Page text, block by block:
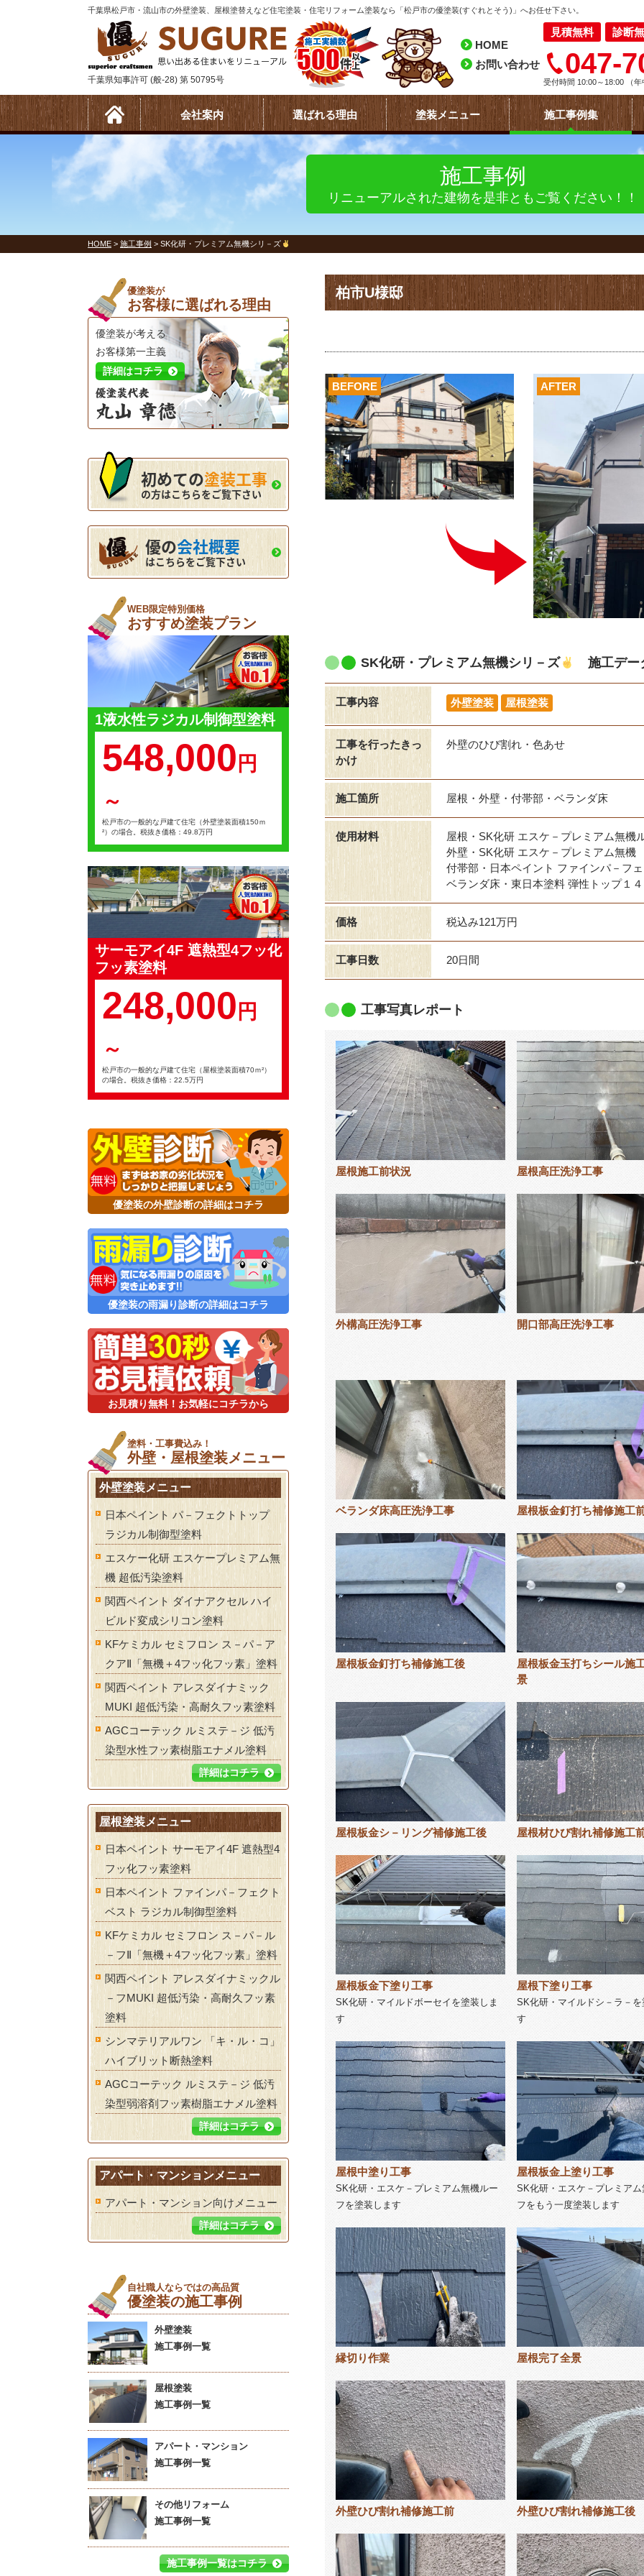
千葉県松戸市・流山市の外壁塗装、屋根塗替えなど住宅塗装・住宅リフォーム塗装なら「松戸市の優塗装(すぐれとそう)」へお任せ下さい。
千葉県知事許可 (般-28) 第 50795号
HOME
お問い合わせ
見積無料 診断
047-
受付時間 10:00～18:00 （
会社案内 選ばれる理由 塗装メニュー 施工事例集
施工事例
リニューアルされた建物を是非ともご覧ください！！
HOME > 施工事例 > SK化研・プレミアム無機シリ－ズ
柏市U様邸
AFTER
BEFORE
SK化研・プレミアム無機シリ－ズ 施工デー
工事内容 外壁塗装 屋根塗装
工事を行ったきっ
かけ
外壁のひび割れ・色あせ
施工箇所 屋根・外壁・付帯部・ベランダ床
使用材料
屋根・SK化研 エスケ－プレミアム無機
外壁・SK化研 エスケ－プレミアム無機
付帯部・日本ペイント ファインパ－フ
ベランダ床・東日本塗料 弾性トップ１４
価格 税込み121万円
工事日数 20日間
工事写真レポート
屋根施工前状況 屋根高圧洗浄工事
外構高圧洗浄工事 開口部高圧洗浄工事
ベランダ床高圧洗浄工事 屋根板金釘打ち補修施工
屋根板金釘打ち補修施工後
屋根板金玉打ちシール施
景
屋根板金シ－リング補修施工後 屋根材ひび割れ補修施工
屋根板金下塗り工事
SK化研・マイルドボーセイを塗装しま
す
屋根下塗り工事
SK化研・マイルドシ－ラ－を
す
屋根中塗り工事
SK化研・エスケ－プレミアム無機ルー
フを塗装します
屋根板金上塗り工事
SK化研・エスケ－プレミアム
フをもう一度塗装します
縁切り作業 屋根完了全景
外壁ひび割れ補修施工前 外壁ひび割れ補修施工後
優塗装が
お客様に選ばれる理由
優塗装が考える
お客様第一主義
詳細はコチラ
初めての塗装工事
の方はこちらをご覧下さい
優の会社概要
はこちらをご覧下さい
WEB限定特別価格
おすすめ塗装プラン
1液水性ラジカル制御型塗料
548,000 円
～
松戸市の一般的な戸建て住宅（外壁塗装面積150ｍ
²）の場合。税抜き価格：49.8万円
サーモアイ4F 遮熱型4フッ化
フッ素塗料
248,000 円
～
松戸市の一般的な戸建て住宅（屋根塗装面積70ｍ²）
の場合。税抜き価格：22.5万円
優塗装の外壁診断の詳細はコチラ
優塗装の雨漏り診断の詳細はコチラ
お見積り無料！お気軽にコチラから
塗料・工事費込み！
外壁・屋根塗装メニュー
外壁塗装メニュー
日本ペイント パ－フェクトトップ
ラジカル制御型塗料
エスケー化研 エスケープレミアム無
機 超低汚染塗料
関西ペイント ダイナアクセル ハイ
ビルド変成シリコン塗料
KFケミカル セミフロン ス－パ－ア
クアⅡ「無機＋4フッ化フッ素」塗料
関西ペイント アレスダイナミック
MUKI 超低汚染・高耐久フッ素塗料
AGCコーテック ルミステ－ジ 低汚
染型水性フッ素樹脂エナメル塗料
詳細はコチラ
屋根塗装メニュー
日本ペイント サーモアイ4F 遮熱型4
フッ化フッ素塗料
日本ペイント ファインパ－フェクト
ベスト ラジカル制御型塗料
KFケミカル セミフロン ス－パ－ル
－フⅡ「無機＋4フッ化フッ素」塗料
関西ペイント アレスダイナミックル
－フMUKI 超低汚染・高耐久フッ素
塗料
シンマテリアルワン 「キ・ル・コ」
ハイブリット断熱塗料
AGCコーテック ルミステ－ジ 低汚
染型弱溶剤フッ素樹脂エナメル塗料
詳細はコチラ
アパート・マンションメニュー
アパート・マンション向けメニュー
詳細はコチラ
自社職人ならではの高品質
優塗装の施工事例
外壁塗装
施工事例一覧
屋根塗装
施工事例一覧
アパート・マンション
施工事例一覧
その他リフォーム
施工事例一覧
施工事例一覧はコチラ